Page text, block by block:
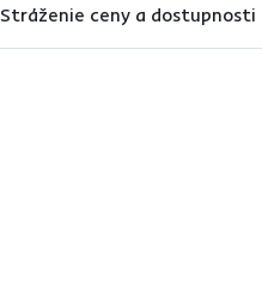
Stráženie ceny a dostupnosti